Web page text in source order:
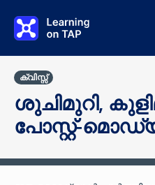
ക്വിസ്സ്
ശുചിമുറി,
പോസ്റ്റ്-